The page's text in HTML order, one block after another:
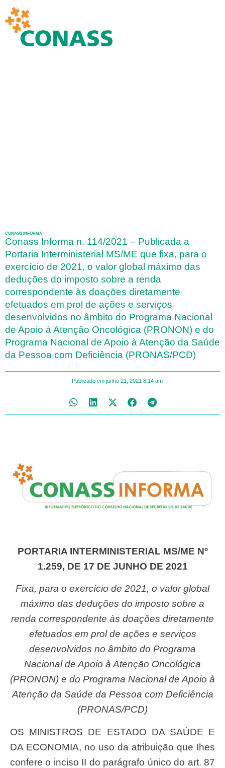
CONASS INFORMA
Conass Informa n. 114/2021 – Publicada a
Portaria Interministerial MS/ME que fixa, para o
exercício de 2021, o valor global máximo das
deduções do imposto sobre a renda
correspondente às doações diretamente
efetuados em prol de ações e serviços
desenvolvidos no âmbito do Programa Nacional
de Apoio à Atenção Oncológica (PRONON) e do
Programa Nacional de Apoio à Atenção da Saúde
da Pessoa com Deficiência (PRONAS/PCD)
Publicado em junho 21, 2021 8:14 am
PORTARIA INTERMINISTERIAL MS/ME Nº
1.259, DE 17 DE JUNHO DE 2021
Fixa, para o exercício de 2021, o valor global
máximo das deduções do imposto sobre a
renda correspondente às doações diretamente
efetuados em prol de ações e serviços
desenvolvidos no âmbito do Programa
Nacional de Apoio à Atenção Oncológica
(PRONON) e do Programa Nacional de Apoio à
Atenção da Saúde da Pessoa com Deficiência
(PRONAS/PCD)
OS MINISTROS DE ESTADO DA SAÚDE E
DA ECONOMIA, no uso da atribuição que Ihes
confere o inciso II do parágrafo único do art. 87